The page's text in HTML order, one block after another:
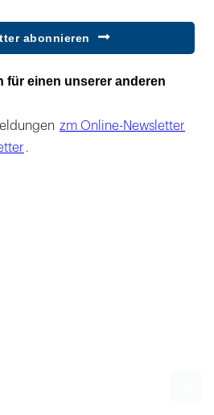
abonnieren
für einen unserer anderen
zm Online-Newsletter
.